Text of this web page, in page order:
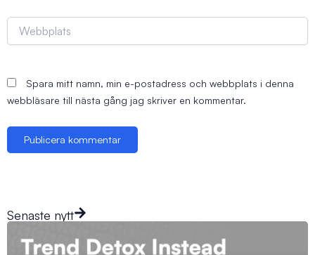
Webbplats
Spara mitt namn, min e-postadress och webbplats i denna
webbläsare till nästa gång jag skriver en kommentar.
Senaste nytt